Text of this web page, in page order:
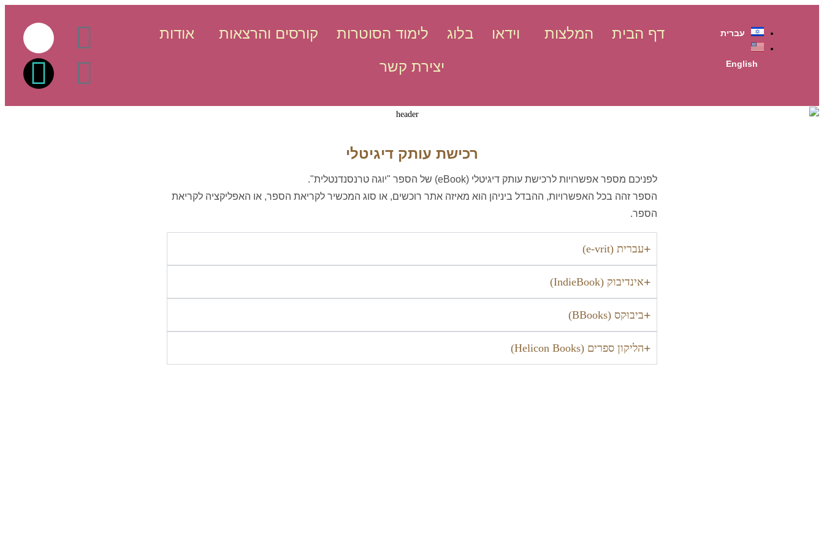
עברית
English
דף הבית המלצות וידאו בלוג לימוד הסוטרות קורסים והרצאות
אודות
יצירת קשר
דילוג
רכישת עותק דיגיטלי
לפניכם מספר אפשרויות לרכישת עותק דיגיטלי (eBook) של הספר "יוגה טרנסנדנטלית".
הספר זהה בכל האפשרויות, ההבדל ביניהן הוא מאיזה אתר רוכשים, או סוג המכשיר לקריאת הספר, או האפליקציה לקריאת
הספר.
עברית (e-vrit)
אינדיבוק (IndieBook)
ביבוּקס (BBooks)
הליקון ספרים (Helicon Books)